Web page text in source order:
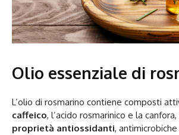
Olio essenziale di
L’olio di rosmarino contiene composti
caffeico, l’acido rosmarinico e la
proprietà antiossidanti, antimicrobiche